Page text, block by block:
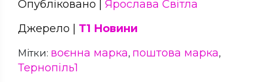
Опубліковано | Ярослава Світла
Джерело | Т1 Новини
Мітки: воєнна марка, поштова марка,
Тернопіль1